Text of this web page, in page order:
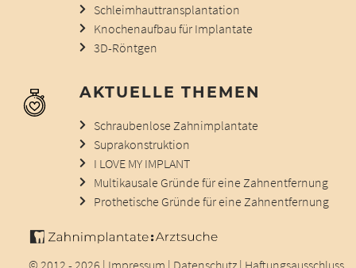
Schleimhauttransplantation
Knochenaufbau für Implantate
3D-Röntgen
AKTUELLE THEMEN
Schraubenlose Zahnimplantate
Suprakonstruktion
I LOVE MY IMPLANT
Multikausale Gründe für eine Zahnentfernung
Prothetische Gründe für eine Zahnentfernung
© 2012 - 2026 | Impressum | Datenschutz | Haftungsausschluss